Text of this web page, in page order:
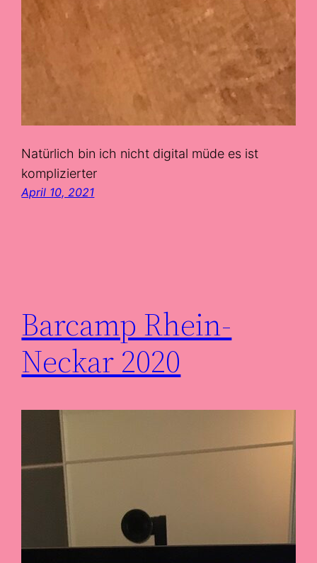
Natürlich bin ich nicht digital müde es ist
komplizierter
April 10, 2021
Barcamp Rhein-
Neckar 2020